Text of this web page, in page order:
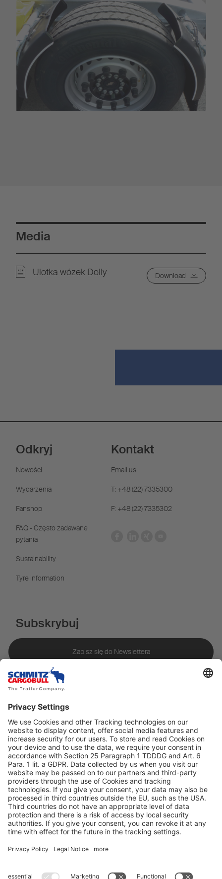
Media
Ulotka wózek Dolly Download
Odkryj
Nowości
Wydarzenia
Fanshop
FAQ - Często zadawane
pytania
Sustainability
Tyre information
Kontakt
Email us
T: +48 (22) 7335300
F: +48 (22) 7335302
Subskrybuj